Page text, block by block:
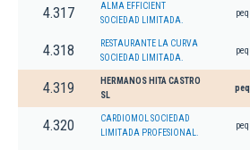
4.317
ALMA EFFICIENT
SOCIEDAD LIMITADA.
4.318
RESTAURANTE LA CURVA
SOCIEDAD LIMITADA.
4.319
HERMANOS HITA CASTRO
SL
4.320
CARDIOMOL SOCIEDAD
LIMITADA PROFESIONAL.